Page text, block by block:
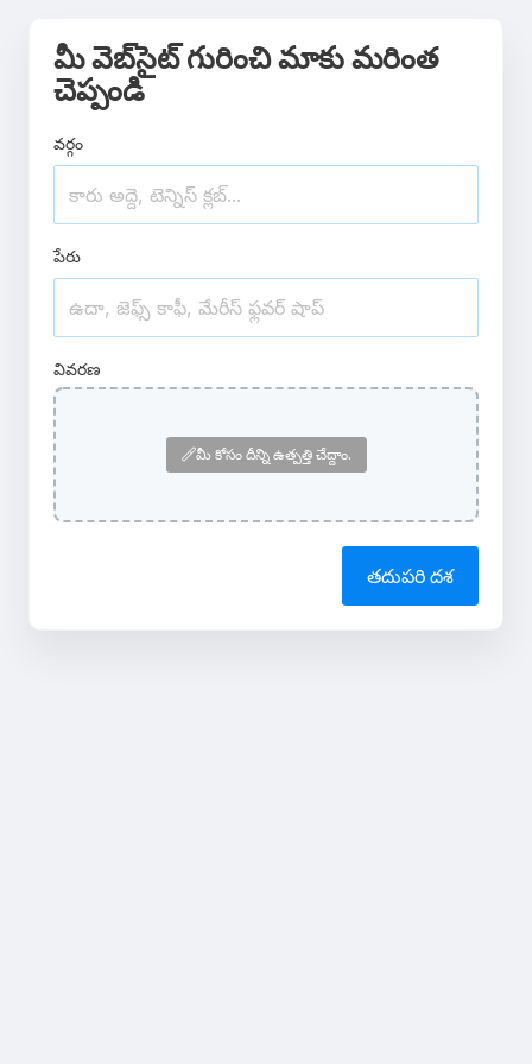
మీ వెబ్‌సైట్ గురించి మాకు మరింత
చెప్పండి
వర్గం
పేరు
వివరణ
మీ కోసం దీన్ని ఉత్పత్తి చేద్దాం.
తదుపరి దశ